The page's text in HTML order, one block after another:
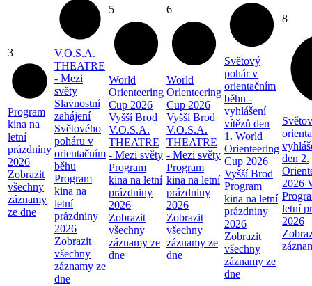
3
Program
kina na
letní
prázdniny
2026
Zobrazit
všechny
záznamy
ze dne
V.O.S.A.
THEATRE
- Mezi
světy
Slavnostní
zahájení
Světového
poháru v
orientačním
běhu
Program
kina na
letní
prázdniny
2026
Zobrazit
všechny
záznamy ze
dne
5
World
Orienteering
Cup 2026
Vyšší Brod
V.O.S.A.
THEATRE
- Mezi světy
Program
kina na letní
prázdniny
2026
Zobrazit
všechny
záznamy ze
dne
6
World
Orienteering
Cup 2026
Vyšší Brod
V.O.S.A.
THEATRE
- Mezi světy
Program
kina na letní
prázdniny
2026
Zobrazit
všechny
záznamy ze
dne
Světový
pohár v
orientačním
běhu -
vyhlášení
vítězů den
1. World
Orienteering
Cup 2026
Vyšší Brod
Program
kina na letní
prázdniny
2026
Zobrazit
všechny
záznamy ze
dne
8
den 2.
2026
letní
2026